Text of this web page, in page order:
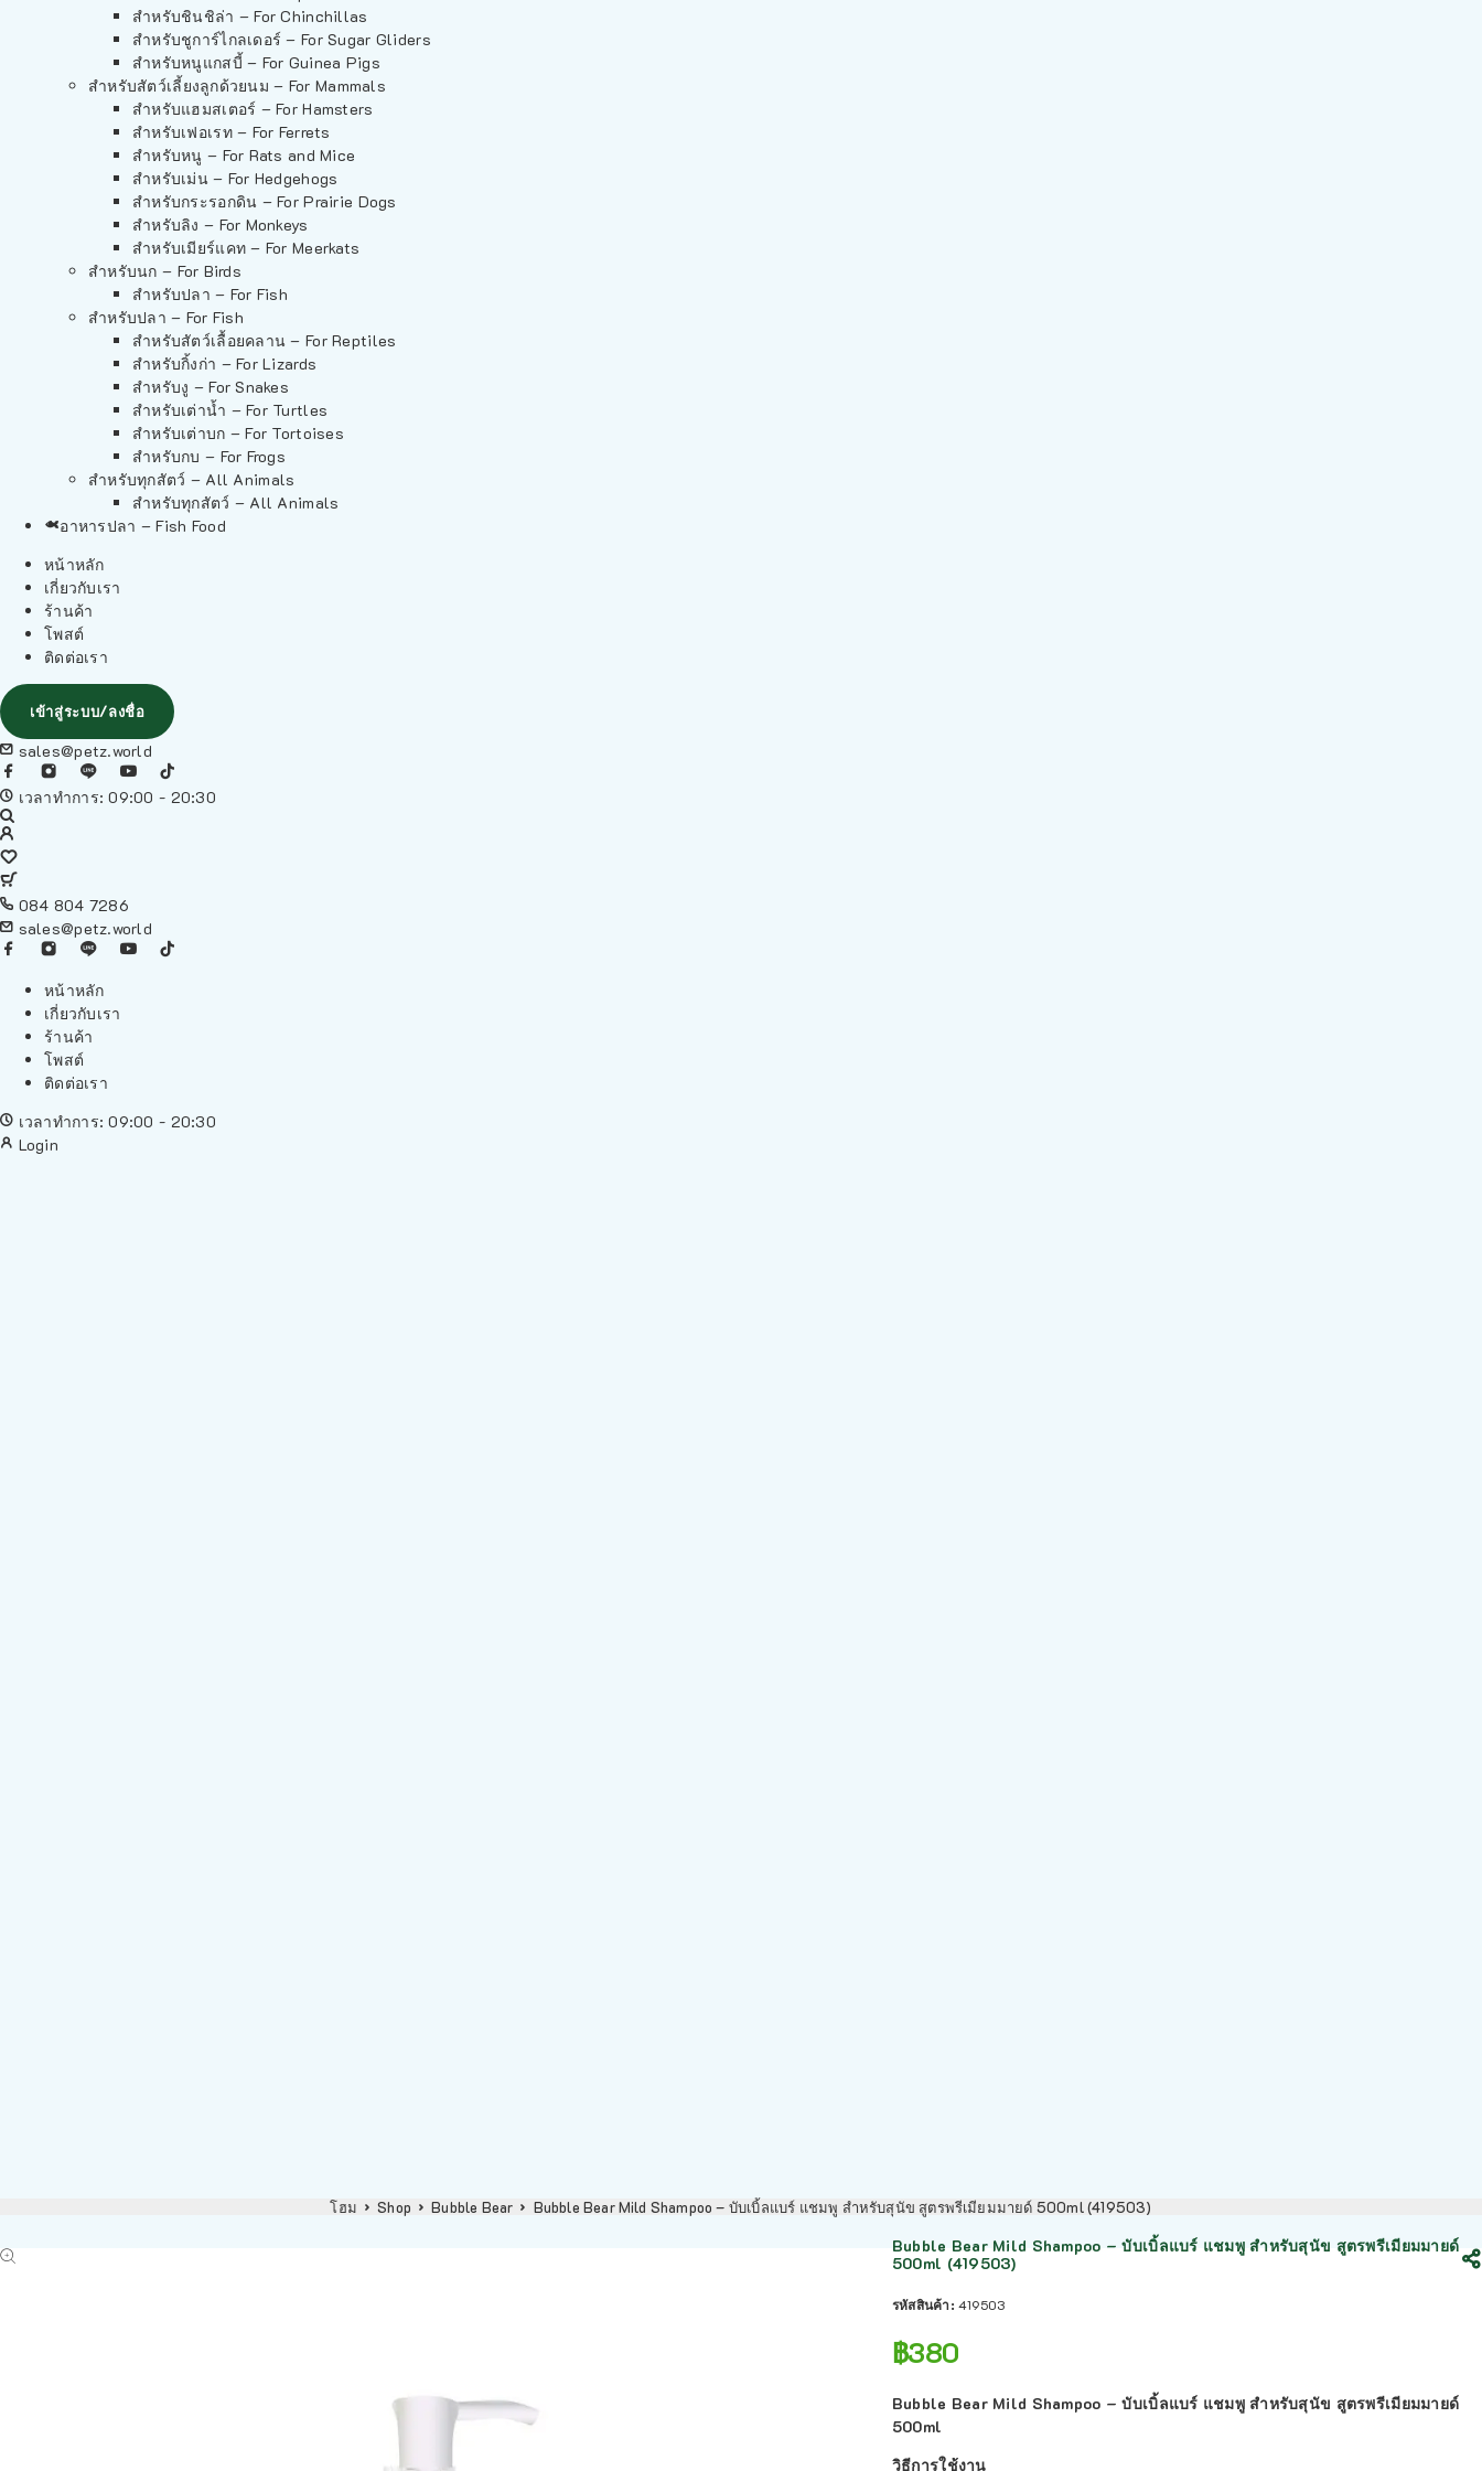
สำหรับชินชิล่า – For Chinchillas
สำหรับชูการ์ไกลเดอร์ – For Sugar Gliders
สำหรับหนูแกสบี้ – For Guinea Pigs
สำหรับสัตว์เลี้ยงลูกด้วยนม – For Mammals
สำหรับแฮมสเตอร์ – For Hamsters
สำหรับเฟอเรท – For Ferrets
สำหรับหนู – For Rats and Mice
สำหรับเม่น – For Hedgehogs
สำหรับกระรอกดิน – For Prairie Dogs
สำหรับลิง – For Monkeys
สำหรับเมียร์แคท – For Meerkats
สำหรับนก – For Birds
สำหรับปลา – For Fish
สำหรับปลา – For Fish
สำหรับสัตว์เลื้อยคลาน – For Reptiles
สำหรับกิ้งก่า – For Lizards
สำหรับงู – For Snakes
สำหรับเต่าน้ำ – For Turtles
สำหรับเต่าบก – For Tortoises
สำหรับกบ – For Frogs
สำหรับทุกสัตว์ – All Animals
สำหรับทุกสัตว์ – All Animals
อาหารปลา – Fish Food
หน้าหลัก
เกี่ยวกับเรา
ร้านค้า
โพสต์
ติดต่อเรา
เข้าสู่ระบบ/ลงชื่อ
sales@petz.world
เวลาทำการ: 09:00 - 20:30
084 804 7286
sales@petz.world
หน้าหลัก
เกี่ยวกับเรา
ร้านค้า
โพสต์
ติดต่อเรา
เวลาทำการ: 09:00 - 20:30
Login
โฮม Shop Bubble Bear Bubble Bear Mild Shampoo – บับเบิ้ลแบร์ แชมพู สำหรับสุนัข สูตรพรีเมียมมายด์ 500ml (419503)
Bubble Bear Mild Shampoo – บับเบิ้ลแบร์ แชมพู สำหรับสุนัข สูตรพรีเมียมมายด์
500ml (419503)
รหัสสินค้า: 419503
฿380
Bubble Bear Mild Shampoo – บับเบิ้ลแบร์ แชมพู สำหรับสุนัข สูตรพรีเมียมมายด์
500ml
วิธีการใช้งาน